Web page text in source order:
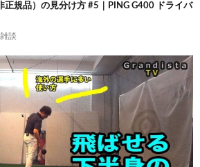
正規品）の見分け方 #5｜PING G400 ドライバ
談